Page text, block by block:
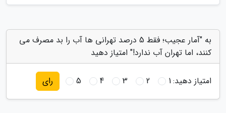
به "آمار عجیب؛ فقط 5 درصد تهرانی ها آب را بد مصرف می
کنند، اما تهران آب ندارد!" امتیاز دهید
امتیاز دهید:1
2
3
4
5 رای